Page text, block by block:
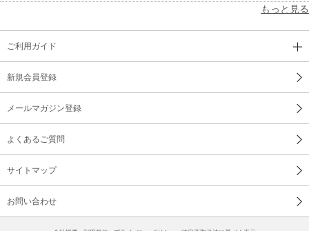
もっと見る
ご利用ガイド
新規会員登録
メールマガジン登録
よくあるご質問
サイトマップ
お問い合わせ